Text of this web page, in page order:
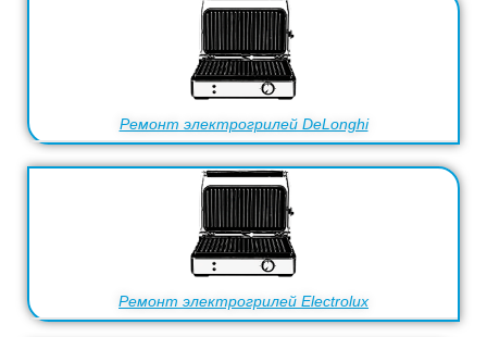
Ремонт электрогрилей DeLonghi
Ремонт электрогрилей Electrolux